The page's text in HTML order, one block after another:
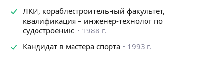
ЛКИ, кораблестроительный факультет,
квалификация – инженер-технолог по
судостроению
1988 г.
Кандидат в мастера спорта
1993 г.